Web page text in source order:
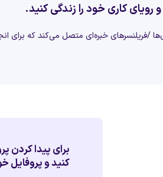
رویای کاری خود را زندگی کنید.
/فریلنسرهای خبره‌ای متصل می‌کند که برای
برای پیدا کردن
کنید و پروفایل